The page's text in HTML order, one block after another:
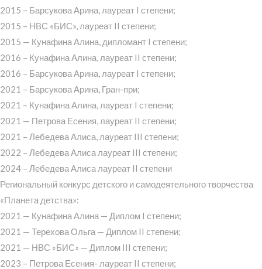
2015 – Барсукова Арина, лауреат I степени;
2015 – НВС «БИС», лауреат II степени;
2015 — Кунафина Алина, дипломант I степени;
2016 – Кунафина Алина, лауреат II степени;
2016 – Барсукова Арина, лауреат I степени;
2021 – Барсукова Арина, Гран-при;
2021 – Кунафина Алина, лауреат I степени;
2021 — Петрова Есения, лауреат II степени;
2021 – Лебедева Алиса, лауреат III степени;
2022 – Лебедева Алиса лауреат III степени;
2024 – Лебедева Алиса лауреат II степени
Региональный конкурс детского и самодеятельного творчества
«Планета детства»:
2021 — Кунафина Алина — Диплом I степени;
2021 — Терехова Ольга — Диплом II степени;
2021 — НВС «БИС» — Диплом III степени;
2023 – Петрова Есения- лауреат II степени;